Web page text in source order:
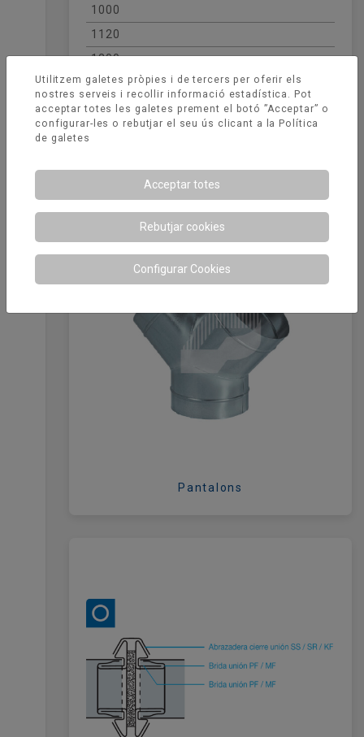
1000
1120
1200
1250
1500
Productes relacionats
Pantalons
Utilitzem galetes pròpies i de tercers per oferir els
nostres serveis i recollir informació estadística. Pot
acceptar totes les galetes prement el botó ”Acceptar” o
configurar-les o rebutjar el seu ús clicant a la Política
de galetes
Acceptar totes
Rebutjar cookies
Configurar Cookies